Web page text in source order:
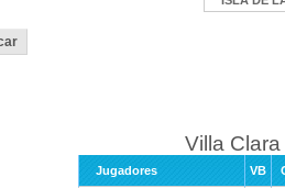
Villa
Jugadores VB